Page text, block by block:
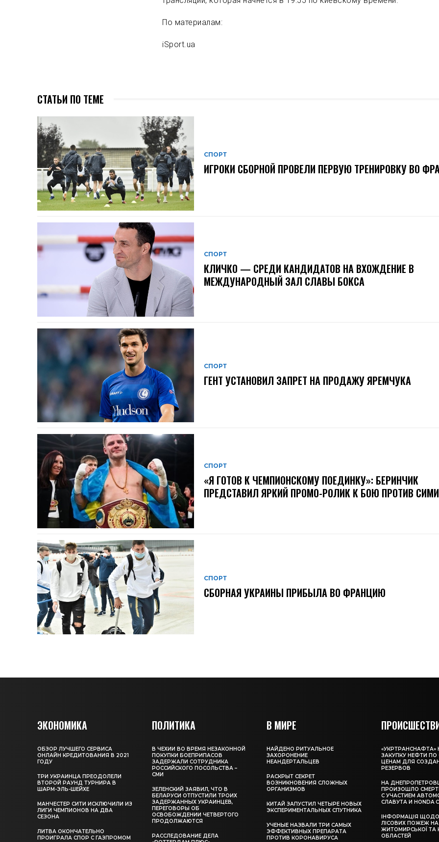
По материалам:
iSport.ua
СТАТЬИ ПО ТЕМЕ
СПОРТ
ИГРОКИ СБОРНОЙ ПРОВЕЛИ ПЕРВУЮ ТРЕНИРОВКУ ВО
СПОРТ
КЛИЧКО — СРЕДИ КАНДИДАТОВ НА ВХОЖДЕНИЕ В
МЕЖДУНАРОДНЫЙ ЗАЛ СЛАВЫ БОКСА
СПОРТ
ГЕНТ УСТАНОВИЛ ЗАПРЕТ НА ПРОДАЖУ ЯРЕМЧУКА
СПОРТ
«Я ГОТОВ К ЧЕМПИОНСКОМУ ПОЕДИНКУ»: БЕРИНЧИК
ПРЕДСТАВИЛ ЯРКИЙ ПРОМО-РОЛИК К БОЮ ПРОТИВ
СПОРТ
СБОРНАЯ УКРАИНЫ ПРИБЫЛА ВО ФРАНЦИЮ
ЭКОНОМИКА
ОБЗОР ЛУЧШЕГО СЕРВИСА
ОНЛАЙН КРЕДИТОВАНИЯ В 2021
ГОДУ
ТРИ УКРАИНЦА ПРЕОДОЛЕЛИ
ВТОРОЙ РАУНД ТУРНИРА В
ШАРМ-ЭЛЬ-ШЕЙХЕ
МАНЧЕСТЕР СИТИ ИСКЛЮЧИЛИ ИЗ
ЛИГИ ЧЕМПИОНОВ НА ДВА
СЕЗОНА
ЛИТВА ОКОНЧАТЕЛЬНО
ПРОИГРАЛА СПОР С ГАЗПРОМОМ
ПОЛИТИКА
В ЧЕХИИ ВО ВРЕМЯ НЕЗАКОННОЙ
ПОКУПКИ БОЕПРИПАСОВ
ЗАДЕРЖАЛИ СОТРУДНИКА
РОССИЙСКОГО ПОСОЛЬСТВА –
СМИ
ЗЕЛЕНСКИЙ ЗАЯВИЛ, ЧТО В
БЕЛАРУСИ ОТПУСТИЛИ ТРОИХ
ЗАДЕРЖАННЫХ УКРАИНЦЕВ,
ПЕРЕГОВОРЫ ОБ
ОСВОБОЖДЕНИИ ЧЕТВЕРТОГО
ПРОДОЛЖАЮТСЯ
РАССЛЕДОВАНИЕ ДЕЛА
В МИРЕ
НАЙДЕНО РИТУАЛЬНОЕ
ЗАХОРОНЕНИЕ
НЕАНДЕРТАЛЬЦЕВ
РАСКРЫТ СЕКРЕТ
ВОЗНИКНОВЕНИЯ СЛОЖНЫХ
ОРГАНИЗМОВ
КИТАЙ ЗАПУСТИЛ ЧЕТЫРЕ НОВЫХ
ЭКСПЕРИМЕНТАЛЬНЫХ СПУТНИКА
УЧЕНЫЕ НАЗВАЛИ ТРИ САМЫХ
ЭФФЕКТИВНЫХ ПРЕПАРАТА
ПРОТИВ КОРОНАВИРУСА
«УКРТРАНСНАФТА»
ЗАКУПКУ НЕФТИ
ЦЕНАМ ДЛЯ
РЕЗЕРВОВ
НА
ПРОИЗОШЛО
С УЧАСТИЕМ
СЛАВУТА И HONDA
ІНФОРМАЦІЯ ЩОДО
ЛІСОВИХ ПОЖЕЖ НА
ЖИТОМИРСЬКОЇ ТА
ОБЛАСТЕЙ